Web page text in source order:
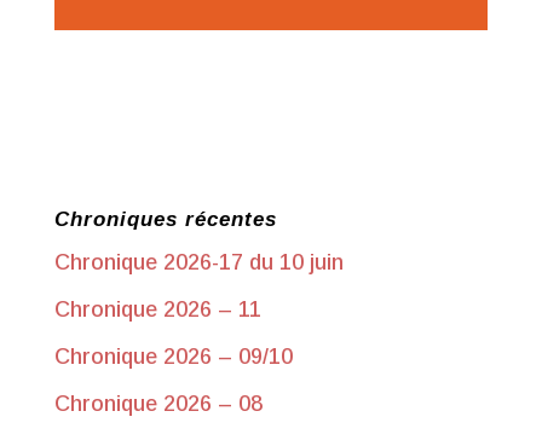
Chroniques récentes
Chronique 2026-17 du 10 juin
Chronique 2026 – 11
Chronique 2026 – 09/10
Chronique 2026 – 08